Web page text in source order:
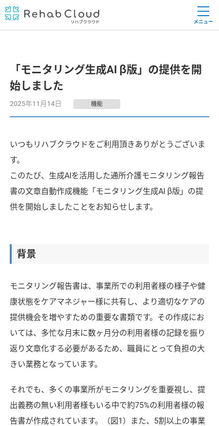
メニュー
「モニタリング生成AI β版」の提供を開
始しました
2025年11月14日 機能
いつもリハブクラウドをご利用頂きありがとうございま
す。
このたび、生成AIを活用した通所介護モニタリング報告
書の文章自動作成機能「モニタリング生成AI β版」の提
供を開始しましたことをお知らせします。
背景
モニタリング報告書は、事業所での利用者様の様子や健
康状態をケアマネジャー様に共有し、より適切なケアの
提供機会を増やすための重要な書類です。その作成にお
いては、多忙な月末に数ヶ月分の利用者様の記録を振り
返り文章化する必要があるため、職員にとって負担の大
きい業務となっています。
それでも、多くの事業所がモニタリングを重要視し、提
出義務の無い利用者様もいる中で約75%の利用者様の報
告書が作成されています。
（図1）
また、5割以上の事業